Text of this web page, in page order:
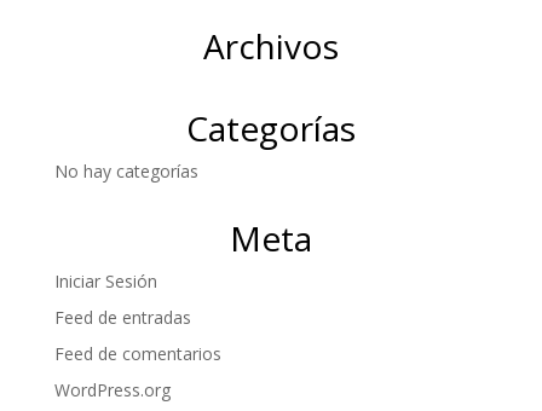
Archivos
Categorías
No hay categorías
Meta
Iniciar Sesión
Feed de entradas
Feed de comentarios
WordPress.org